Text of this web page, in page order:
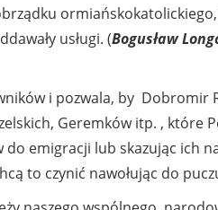
usługi. (Bogusław
i pozwala, by Dobromir
Geremków itp. , które
emigracji lub skazując ich
to czynić nawołując do